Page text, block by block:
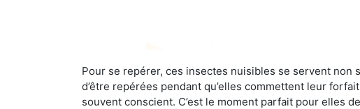
Pour se repérer, ces insectes nuisibles se servent non
d’être repérées pendant qu’elles commettent leur
souvent conscient. C’est le moment parfait pour elles